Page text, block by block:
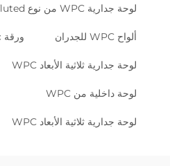
لوحة جدارية WPC من نوع fluted
ألواح WPC للجدران ورقة wpc للجدار
لوحة جدارية ثلاثية الأبعاد WPC
لوحة داخلية من WPC
لوحة جدارية ثلاثية الأبعاد WPC